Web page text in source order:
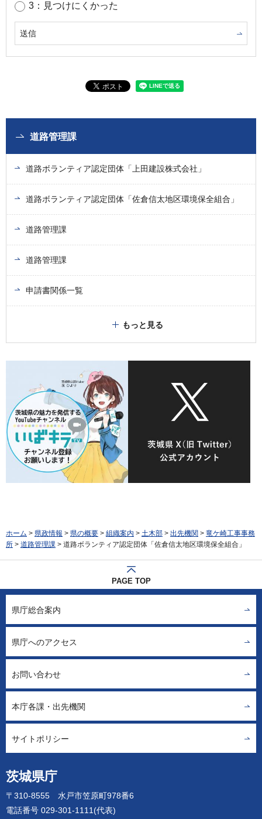
3：見つけにくかった
道路管理課
道路ボランティア認定団体「上田建設株式会社」
道路ボランティア認定団体「佐倉信太地区環境保全組合」
道路管理課
道路管理課
申請書関係一覧
もっと見る
ホーム > 県政情報 > 県の概要 > 組織案内 > 土木部 > 出先機関 > 竜ケ崎工事事務
所 > 道路管理課 > 道路ボランティア認定団体「佐倉信太地区環境保全組合」
PAGE TOP
茨城県庁
〒310-8555 水戸市笠原町978番6
電話番号 029-301-1111(代表)
県庁総合案内
県庁へのアクセス
お問い合わせ
本庁各課・出先機関
サイトポリシー